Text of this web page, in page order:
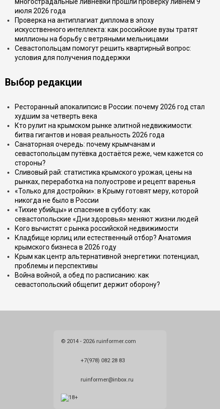
июля 2026 года
Проверка на антиплагиат диплома в эпоху
искусственного интеллекта: как российские вузы тратят
миллионы на борьбу с ветряными мельницами
Севастопольцам помогут решить квартирный вопрос:
условия для получения поддержки
Выбор редакции
Ресторанный апокалипсис в России: почему 2026 год стал
худшим за четверть века
Кто рулит на крымском рынке элитной недвижимости:
битва гигантов и новая реальность 2026 года
Санаторная очередь: почему крымчанам и
севастопольцам путёвка достаётся реже, чем кажется со
стороны?
Сливовый рай: статистика крымского урожая, цены на
рынках, переработка на полуострове и рецепт варенья
«Только для достройки»: в Крыму готовят меру, которой
никогда не было в России
«Тихие убийцы» и спасение в субботу: как
севастопольские «Дни здоровья» меняют жизни людей
Кого вычистят с рынка российской недвижимости
Кладбище юрлиц или естественный отбор? Анатомия
крымского бизнеса в 2026 году
Крым как центр альтернативной энергетики: потенциал,
проблемы и перспективы
Война войной, а обед по расписанию: как
севастопольский общепит держит оборону?
© 2014 - 2026 ruinformer.com
+7(978) 082 28 83
ruinformer@inbox.ru